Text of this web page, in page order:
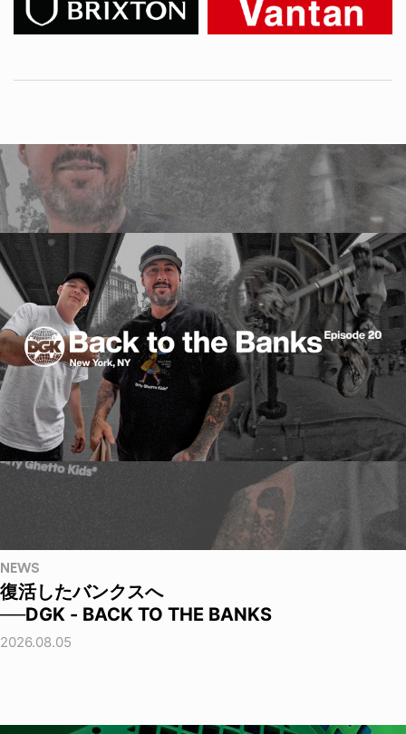
NEWS
復活したバンクスへ
──DGK - BACK TO THE BANKS
2026.08.05